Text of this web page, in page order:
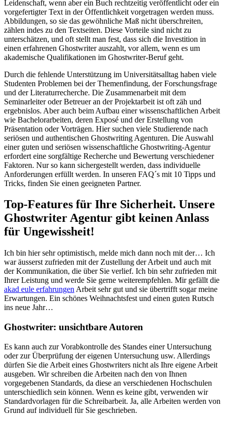
Leidenschaft, wenn aber ein Buch rechtzeitig veröffentlicht oder ein
vorgefertigter Text in der Öffentlichkeit vorgetragen werden muss.
Abbildungen, so sie das gewöhnliche Maß nicht überschreiten,
zählen indes zu den Textseiten. Diese Vorteile sind nicht zu
unterschätzen, und oft stellt man fest, dass sich die Investition in
einen erfahrenen Ghostwriter auszahlt, vor allem, wenn es um
akademische Qualifikationen im Ghostwriter-Beruf geht.
Durch die fehlende Unterstützung im Universitätsalltag haben viele
Studenten Problemen bei der Themenfindung, der Forschungsfrage
und der Literaturrecherche. Die Zusammenarbeit mit dem
Seminarleiter oder Betreuer an der Projektarbeit ist oft zäh und
ergebnislos. Aber auch beim Aufbau einer wissenschaftlichen Arbeit
wie Bachelorarbeiten, deren Exposé und der Erstellung von
Präsentation oder Vorträgen. Hier suchen viele Studierende nach
seriösen und authentischen Ghostwriting Agenturen. Die Auswahl
einer guten und seriösen wissenschaftliche Ghostwriting-Agentur
erfordert eine sorgfältige Recherche und Bewertung verschiedener
Faktoren. Nur so kann sichergestellt werden, dass individuelle
Anforderungen erfüllt werden. In unseren FAQ´s mit 10 Tipps und
Tricks, finden Sie einen geeigneten Partner.
Top-Features für Ihre Sicherheit. Unsere
Ghostwriter Agentur gibt keinen Anlass
für Ungewissheit!
Ich bin hier sehr optimistisch, melde mich dann noch mit der… Ich
war äusserst zufrieden mit der Zustellung der Arbeit und auch mit
der Kommunikation, die über Sie verlief. Ich bin sehr zufrieden mit
Ihrer Leistung und werde Sie gerne weiterempfehlen. Mir gefällt die
akad eule erfahrungen Arbeit sehr gut und sie übertrifft sogar meine
Erwartungen. Ein schönes Weihnachtsfest und einen guten Rutsch
ins neue Jahr…
Ghostwriter: unsichtbare Autoren
Es kann auch zur Vorabkontrolle des Standes einer Untersuchung
oder zur Überprüfung der eigenen Untersuchung usw. Allerdings
dürfen Sie die Arbeit eines Ghostwriters nicht als Ihre eigene Arbeit
ausgeben. Wir schreiben die Arbeiten nach den von Ihnen
vorgegebenen Standards, da diese an verschiedenen Hochschulen
unterschiedlich sein können. Wenn es keine gibt, verwenden wir
Standardvorlagen für die Schreibarbeit. Ja, alle Arbeiten werden von
Grund auf individuell für Sie geschrieben.